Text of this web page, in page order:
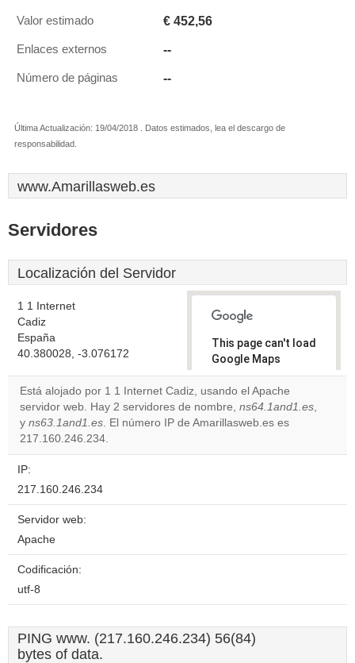
Valor estimado € 452,56
Enlaces externos --
Número de páginas --
Última Actualización: 19/04/2018 . Datos estimados, lea el descargo de
responsabilidad.
www.Amarillasweb.es
Servidores
Localización del Servidor
1 1 Internet
Cadiz
España
40.380028, -3.076172
This page can't load
Google Maps
correctly.
Do you
own this
Está alojado por 1 1 Internet Cadiz, usando el Apache
servidor web. Hay 2 servidores de nombre, ns64.1and1.es,
y ns63.1and1.es. El número IP de Amarillasweb.es es
217.160.246.234.
IP:
217.160.246.234
Servidor web:
Apache
Codificación:
utf-8
PING www. (217.160.246.234) 56(84)
bytes of data.